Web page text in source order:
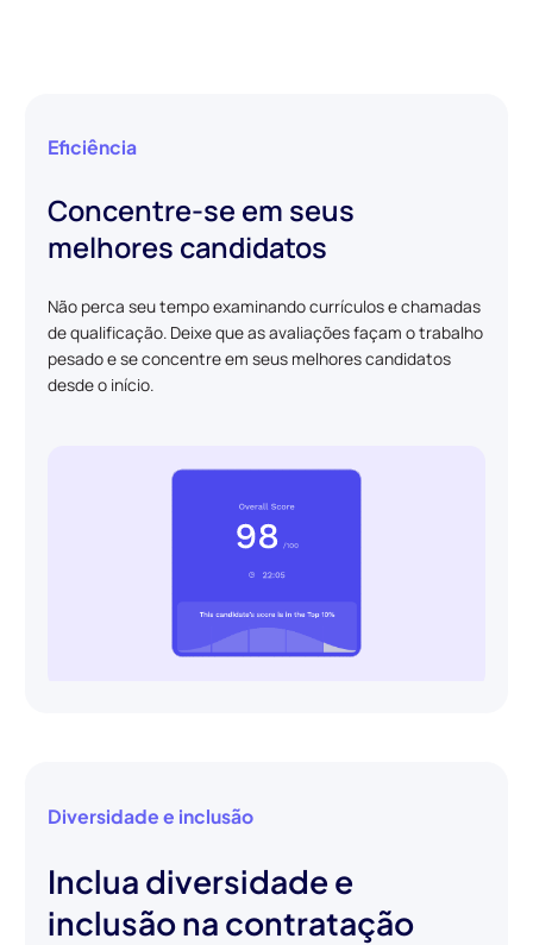
Eficiência
Concentre-se em seus
melhores candidatos
Não perca seu tempo examinando currículos e chamadas
de qualificação. Deixe que as avaliações façam o trabalho
pesado e se concentre em seus melhores candidatos
desde o início.
Diversidade e inclusão
Inclua diversidade e
inclusão na contratação